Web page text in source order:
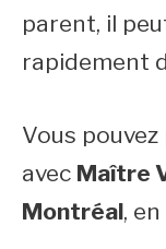
parent, il
rapidement
Vous
avec Maître
Montréal,